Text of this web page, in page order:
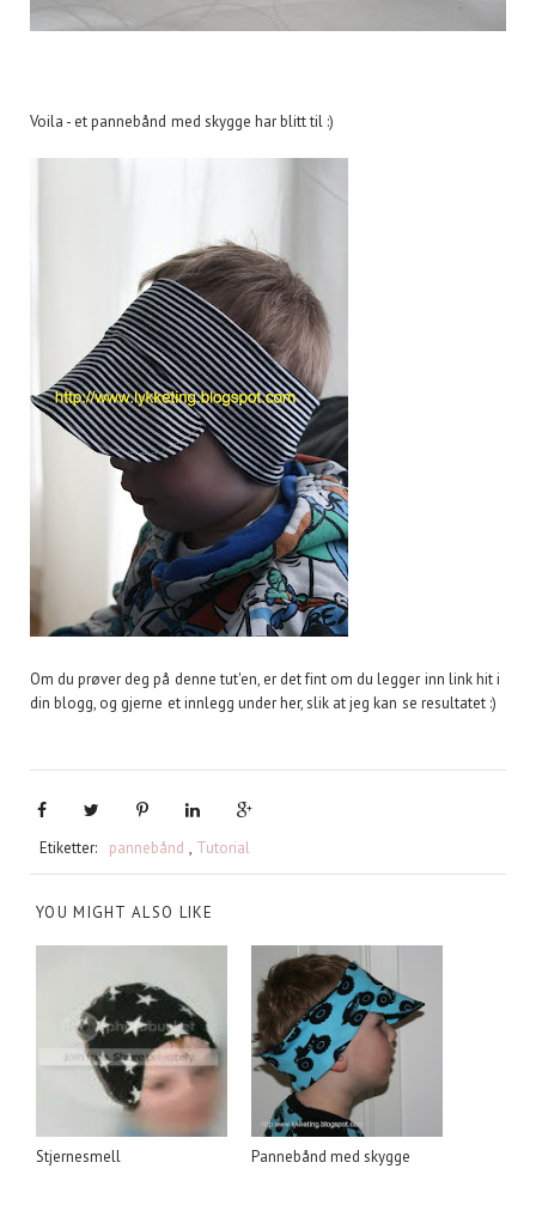
Voila - et pannebånd med skygge har blitt til :)
Om du prøver deg på denne tut'en, er det fint om du legger inn link hit i
din blogg, og gjerne et innlegg under her, slik at jeg kan se resultatet :)
Etiketter: pannebånd , Tutorial
YOU MIGHT ALSO LIKE
Stjernesmell Pannebånd med skygge